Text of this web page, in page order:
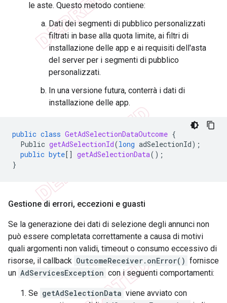
le aste. Questo metodo contiene:
Dati dei segmenti di pubblico personalizzati
filtrati in base alla quota limite, ai filtri di
installazione delle app e ai requisiti dell'asta
del server per i segmenti di pubblico
personalizzati.
In una versione futura, conterrà i dati di
installazione delle app.
public class GetAdSelectionDataOutcome {
Public getAdSelectionId(long adSelectionId);
public byte[] getAdSelectionData();
}
Gestione di errori, eccezioni e guasti
Se la generazione dei dati di selezione degli annunci non
può essere completata correttamente a causa di motivi
quali argomenti non validi, timeout o consumo eccessivo di
risorse, il callback OutcomeReceiver.onError() fornisce
un AdServicesException con i seguenti comportamenti:
Se getAdSelectionData viene avviato con